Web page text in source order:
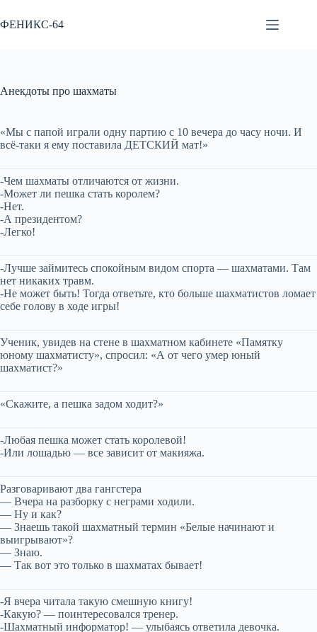
к
сути
ФЕНИКС-64
Анекдоты про шахматы
«Мы с папой играли одну партию с 10 вечера до часу ночи. И
всё-таки я ему поставила ДЕТСКИЙ мат!»
-Чем шахматы отличаются от жизни.
-Может ли пешка стать королем?
-Нет.
-А президентом?
-Легко!
-Лучше займитесь спокойным видом спорта — шахматами. Там
нет никаких травм.
-Не может быть! Тогда ответьте, кто больше шахматистов ломает
себе голову в ходе игры!
Ученик, увидев на стене в шахматном кабинете «Памятку
юному шахматисту», спросил: «А от чего умер юный
шахматист?»
«Скажите, а пешка задом ходит?»
-Любая пешка может стать королевой!
-Или лошадью — все зависит от макияжа.
Разговаривают два гангстера
— Вчера на разборку с неграми ходили.
— Ну и как?
— Знаешь такой шахматный термин «Белые начинают и
выигрывают»?
— Знаю.
— Так вот это только в шахматах бывает!
-Я вчера читала такую смешную книгу!
-Какую? — поинтересовался тренер.
-Шахматный информатор! — улыбаясь ответила девочка.